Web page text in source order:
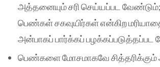
அத்தனையும் சரி செய்யப்பட
பெண்கள் சகவுயிர்கள் என்கிற
அன்பாகப் பார்க்கப் பழக்கப்படுத்தப்பட
பெண்களை மோசமாகவே சித்தரிக்கும்